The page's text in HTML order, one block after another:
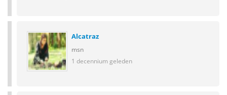
Alcatraz
msn
1 decennium geleden